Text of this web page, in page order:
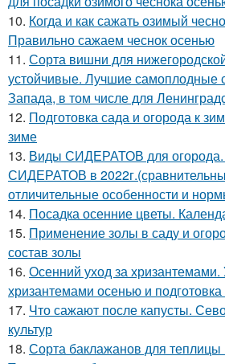
10. Когда и как сажать озимый
Правильно сажаем чеснок осенью
11. Сорта вишни для
устойчивые. Лучшие самоплодные
Запада, в том числе для
12. Подготовка сада и огорода к
зиме
13. Виды СИДЕРАТОВ для
СИДЕРАТОВ в
отличительные особенности и
14. Посадка осенние цветы.
15. Применение золы в саду и
состав золы
16. Осенний уход за хризантемами.
хризантемами осенью и
17. Что сажают после капусты.
культур
18. Сорта баклажанов для теплицы